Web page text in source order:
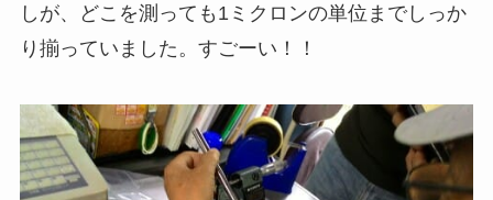
しが、どこを測っても1ミクロンの単位までしっか
り揃っていました。すごーい！！